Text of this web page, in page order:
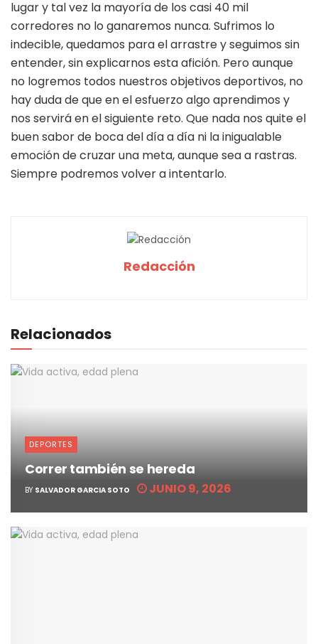
lugar y tal vez la mayoría de los casi 40 mil
corredores no lo ganaremos nunca. Sufrimos lo
indecible, quedamos para el arrastre y seguimos sin
entender, sin explicarnos esta afición. Pero aunque
no logremos todos nuestros objetivos deportivos, no
hay duda de que en el esfuerzo algo aprendimos y
nos servirá en el siguiente reto. Que nada nos quite el
buen sabor de boca del día a día ni la inigualable
emoción de cruzar una meta, aunque sea a rastras.
Siempre podremos volver a intentarlo.
Redacción
Relacionados
DEPORTES
Correr también se hereda
BY SALVADOR GARCIA SOTO JUNIO 9, 2026